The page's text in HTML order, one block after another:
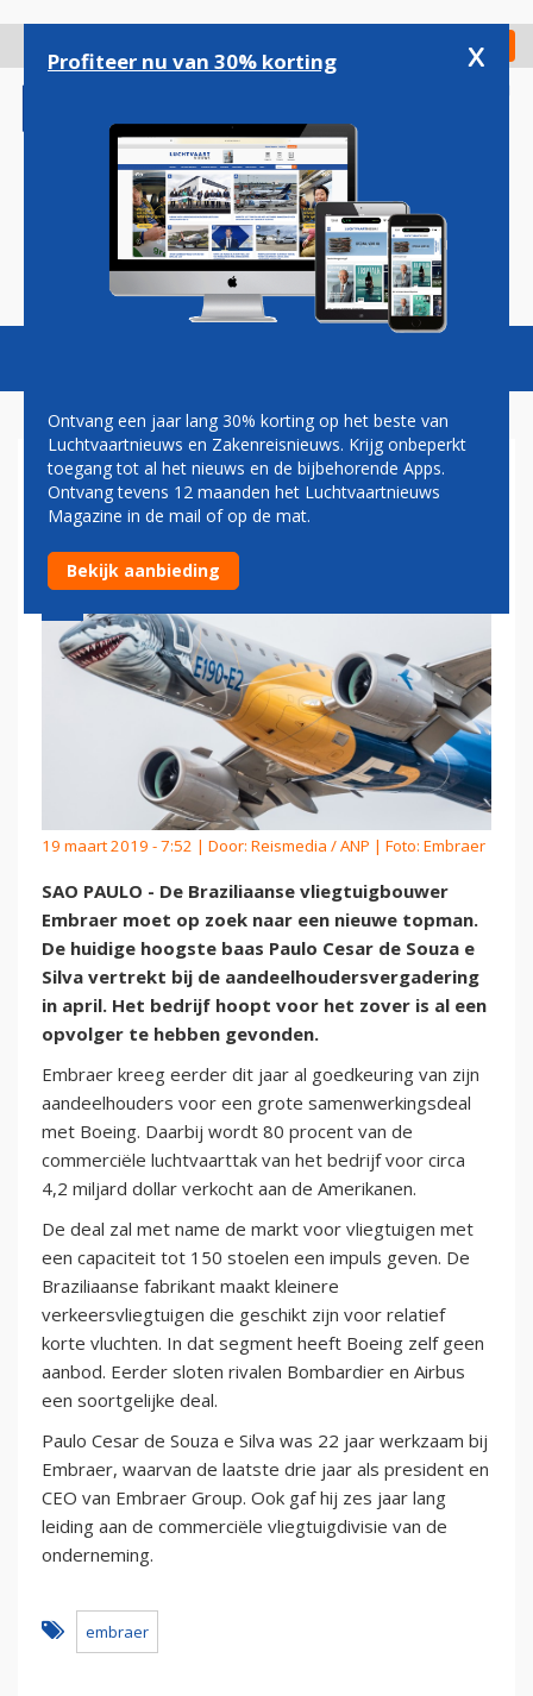
gaan
Check in
Magazine Podcasts Vacatures
EMBRAER MOET OP ZOEK
NAAR NIEUWE TOPMAN
19 maart 2019 - 7:52 | Door: Reismedia / ANP | Foto: Embraer
SAO PAULO - De Braziliaanse vliegtuigbouwer
Embraer moet op zoek naar een nieuwe topman.
De huidige hoogste baas Paulo Cesar de Souza e
Silva vertrekt bij de aandeelhoudersvergadering
in april. Het bedrijf hoopt voor het zover is al een
opvolger te hebben gevonden.
Embraer kreeg eerder dit jaar al goedkeuring van zijn
aandeelhouders voor een grote samenwerkingsdeal
met Boeing. Daarbij wordt 80 procent van de
commerciële luchtvaarttak van het bedrijf voor circa
4,2 miljard dollar verkocht aan de Amerikanen.
De deal zal met name de markt voor vliegtuigen met
een capaciteit tot 150 stoelen een impuls geven. De
Braziliaanse fabrikant maakt kleinere
verkeersvliegtuigen die geschikt zijn voor relatief
korte vluchten. In dat segment heeft Boeing zelf geen
aanbod. Eerder sloten rivalen Bombardier en Airbus
een soortgelijke deal.
Paulo Cesar de Souza e Silva was 22 jaar werkzaam bij
Embraer, waarvan de laatste drie jaar als president en
CEO van Embraer Group. Ook gaf hij zes jaar lang
leiding aan de commerciële vliegtuigdivisie van de
onderneming.
embraer
Profiteer nu van 30% korting x
Ontvang een jaar lang 30% korting op het beste van
Luchtvaartnieuws en Zakenreisnieuws. Krijg onbeperkt
toegang tot al het nieuws en de bijbehorende Apps.
Ontvang tevens 12 maanden het Luchtvaartnieuws
Magazine in de mail of op de mat.
Bekijk aanbieding